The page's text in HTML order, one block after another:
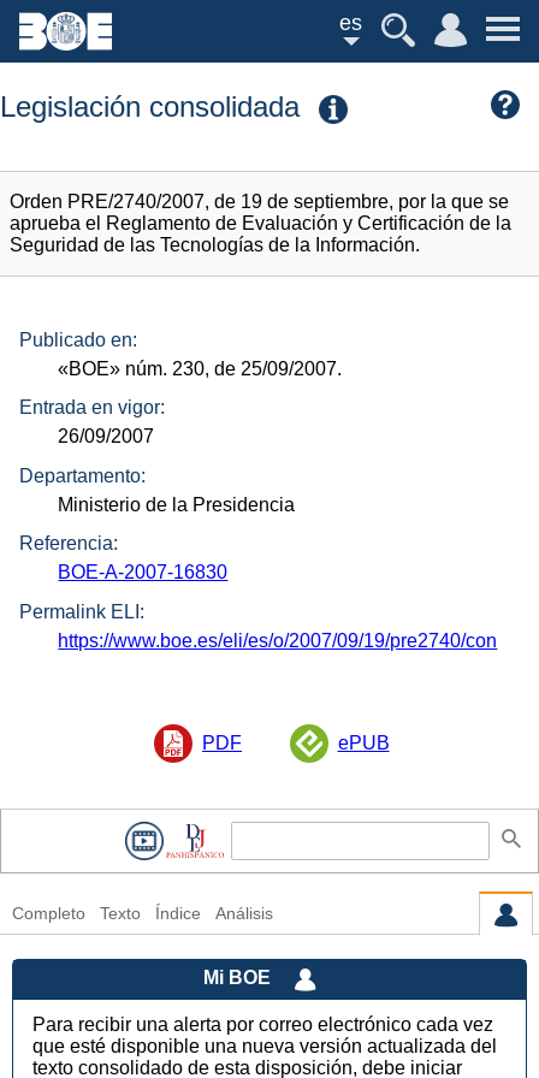
es
Legislación consolidada
Orden PRE/2740/2007, de 19 de septiembre, por la que se
aprueba el Reglamento de Evaluación y Certificación de la
Seguridad de las Tecnologías de la Información.
Publicado en:
«BOE» núm. 230, de 25/09/2007.
Entrada en vigor:
26/09/2007
Departamento:
Ministerio de la Presidencia
Referencia:
BOE-A-2007-16830
Permalink ELI:
https://www.boe.es/eli/es/o/2007/09/19/pre2740/con
PDF ePUB
Completo Texto Índice Análisis
Mi BOE
Para recibir una alerta por correo electrónico cada vez
que esté disponible una nueva versión actualizada del
texto consolidado de esta disposición, debe iniciar